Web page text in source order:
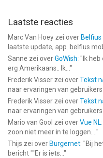
Laatste reacties
Marc Van Hoey zei over
laatste update, app. belfius
Sanne zei overGoWish: " Ik
erg Amerikaans.. Ik... "
Frederik Visser zei overTekst
naar ervaringen van gebruikers
Frederik Visser zei overTekst
naar ervaringen van gebruikers
Mario van Gool zei overVue NL
zoon niet meer in te loggen.... "
Thijs zei over Burgernet: "Bij
bericht ""Er is iets... "